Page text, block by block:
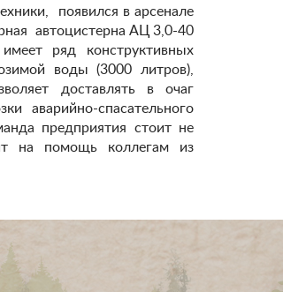
появился в арсенале
автоцистерна АЦ 3,0-40
ряд конструктивных
воды (3000 литров),
доставлять в очаг
аварийно-спасательного
предприятия стоит не
на помощь коллегам из